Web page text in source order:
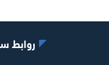
روابط